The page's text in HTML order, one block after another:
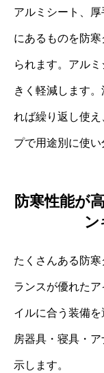
アルミシート、
にあるものを防
られます。アル
きく軽減します
れば繰り返し使
プで用途別に使い
防寒性能が
ン
たくさんある防
ランスが優れた
イルに合う装備
房器具・寝具・
示します。